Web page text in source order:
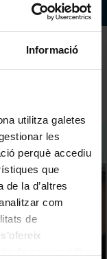
Informació
utilitza galetes
les
perquè accediu
que
la d’altres
com
de